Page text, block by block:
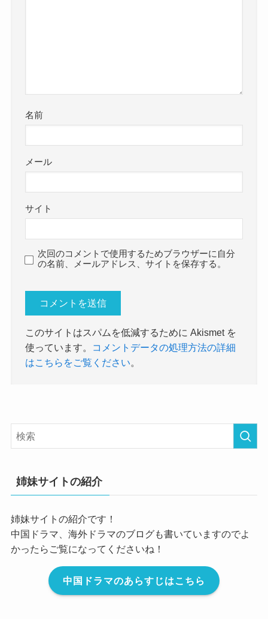
名前
メール
サイト
次回のコメントで使用するためブラウザーに自分
の名前、メールアドレス、サイトを保存する。
このサイトはスパムを低減するために Akismet を
使っています。
コメントデータの処理方法の詳細
はこちらをご覧ください。
姉妹サイトの紹介
姉妹サイトの紹介です！
中国ドラマ、海外ドラマのブログも書いていますのでよ
かったらご覧になってくださいね！
中国ドラマのあらすじはこちら